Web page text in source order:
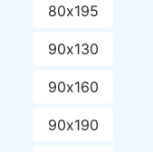
80х195
90х130
90х160
90х190